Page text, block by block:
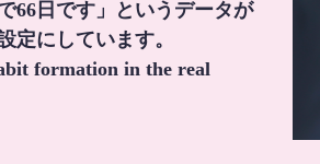
66日です」というデータが
定にしています。
formation in the real